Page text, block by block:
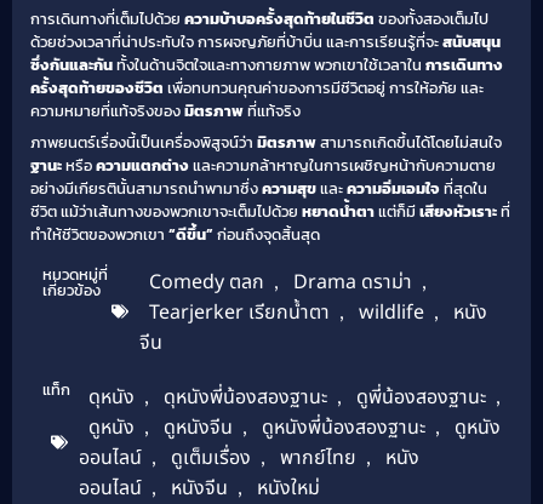
การเดินทางที่เต็มไปด้วย ความบ้าบอครั้งสุดท้ายในชีวิต ของทั้งสองเต็มไป
ด้วยช่วงเวลาที่น่าประทับใจ การผจญภัยที่บ้าบิ่น และการเรียนรู้ที่จะสนับสนุน
ซึ่งกันและกันทั้งในด้านจิตใจและทางกายภาพ พวกเขาใช้เวลาใน การเดินทาง
ครั้งสุดท้ายของชีวิต เพื่อทบทวนคุณค่าของการมีชีวิตอยู่ การให้อภัย และ
ความหมายที่แท้จริงของมิตรภาพที่แท้จริง
ภาพยนตร์เรื่องนี้เป็นเครื่องพิสูจน์ว่า มิตรภาพสามารถเกิดขึ้นได้โดยไม่สนใจ
ฐานะหรือความแตกต่างและความกล้าหาญในการเผชิญหน้ากับความตาย
อย่างมีเกียรตินั้นสามารถนำพามาซึ่งความสุขและความอิ่มเอมใจที่สุดใน
ชีวิต แม้ว่าเส้นทางของพวกเขาจะเต็มไปด้วย หยาดน้ำตาแต่ก็มีเสียงหัวเราะที่
ทำให้ชีวิตของพวกเขา “ดีขึ้น”ก่อนถึงจุดสิ้นสุด
หมวดหมู่ที่
เกี่ยวข้อง Comedy ตลก , Drama ดราม่า ,
Tearjerker เรียกน้ำตา , wildlife ,
หนัง
จีน
แท็ก ดุหนัง , ดุหนังพี่น้องสองฐานะ , ดูพี่น้องสองฐานะ ,
ดูหนัง , ดูหนังจีน , ดูหนังพี่น้องสองฐานะ ,
ดูหนัง
ออนไลน์ , ดูเต็มเรื่อง , พากย์ไทย ,
หนัง
ออนไลน์ , หนังจีน , หนังใหม่